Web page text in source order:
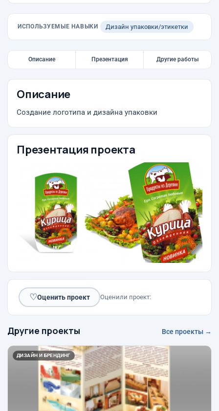
ИСПОЛЬЗУЕМЫЕ НАВЫКИ Дизайн упаковки/этикетки
Описание Презентация Другие работы
Описание
Создание логотипа и дизайна упаковки
Презентация проекта
♡Оценить проект Оценили проект:
Другие проекты Все проекты →
ДИЗАЙН И БРЕНДИНГ